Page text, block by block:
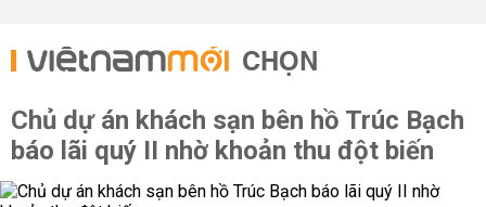
dây trung hạ áp hiện đại, đảm bảo cấp điện ổn định cho
dân cư và các hoạt động sản xuất kinh doanh trên địa
Gần đây, dự án lộ ra 110kV trạm biến áp 220kV Đức Hoà
đã hoàn thành và đưa vào vận hành, giúp nâng cao chất
lượng cung cấp điện tại xã và khu vực lân cận.
CHỌN
Chủ dự án khách sạn bên hồ Trúc Bạch
báo lãi quý II nhờ khoản thu đột biến